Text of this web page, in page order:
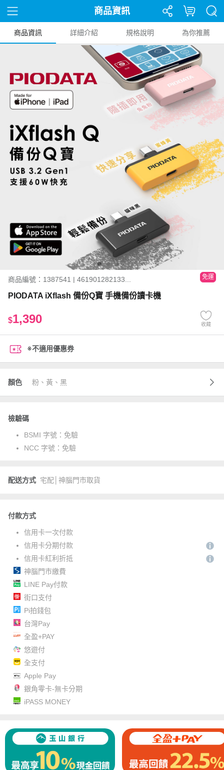
商品資訊
商品資訊 詳細介紹 規格說明 為你推薦
商品編號：1387541 | 461901282133... 免運
PIODATA iXflash 備份Q寶 手機備份讀卡機
$1,390 收藏
※不適用優惠券
顏色 粉、黃、黑
檢驗碼
BSMI 字號： 免驗
NCC 字號： 免驗
配送方式 宅配│神腦門市取貨
付款方式
信用卡一次付款
信用卡分期付款
信用卡紅利折抵
神腦門市繳費
LINE Pay付款
街口支付
Pi拍錢包
台灣Pay
全盈+PAY
悠遊付
全支付
Apple Pay
銀角零卡-無卡分期
iPASS MONEY